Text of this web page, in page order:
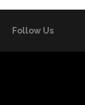
Follow Us